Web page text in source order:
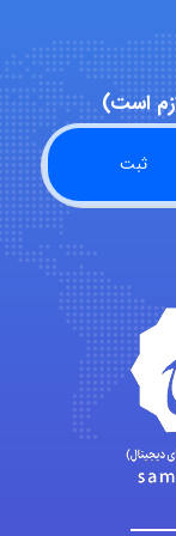
Alirez0990
hosein
Kati
emami
است)